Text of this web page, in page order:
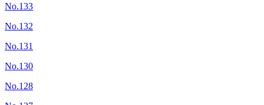
No.133
No.132
No.131
No.130
No.128